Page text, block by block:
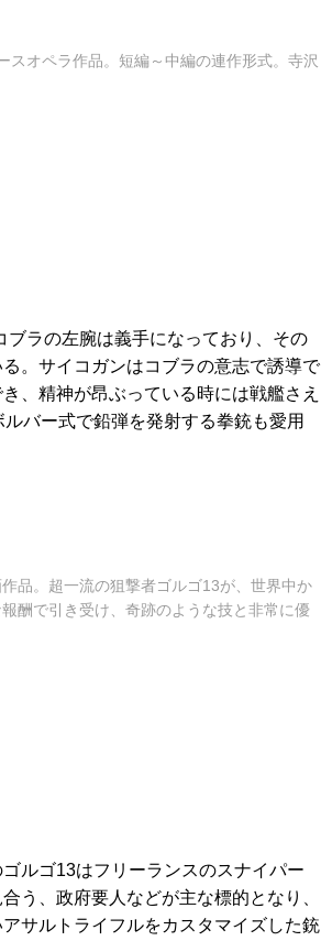
オペラ作品。短編～中編の連作形式。寺沢
ラの左腕は義手になっており、その
。サイコガンはコブラの意志で誘導で
、精神が昂ぶっている時には戦艦さえ
バー式で鉛弾を発射する拳銃も愛用
品。超一流の狙撃者ゴルゴ13が、世界中か
酬で引き受け、奇跡のような技と非常に優
ルゴ13はフリーランスのスナイパー
う、政府要人などが主な標的となり、
サルトライフルをカスタマイズした銃